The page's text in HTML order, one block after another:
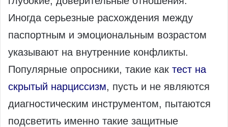
Иногда серьезные расхождения между
паспортным и эмоциональным возрастом
указывают на внутренние конфликты.
Популярные опросники, такие как тест на
скрытый нарциссизм, пусть и не являются
диагностическим инструментом, пытаются
подсветить именно такие защитные